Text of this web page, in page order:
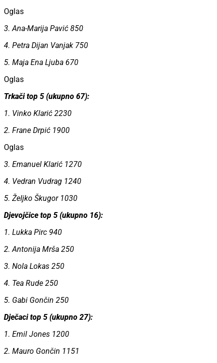
Oglas
3. Ana-Marija Pavić 850
4. Petra Dijan Vanjak 750
5. Maja Ena Ljuba 670
Oglas
Trkači top 5 (ukupno 67):
1. Vinko Klarić 2230
2. Frane Drpić 1900
Oglas
3. Emanuel Klarić 1270
4. Vedran Vudrag 1240
5. Željko Škugor 1030
Djevojčice top 5 (ukupno 16):
1. Lukka Pirc 940
2. Antonija Mrša 250
3. Nola Lokas 250
4. Tea Rude 250
5. Gabi Gončin 250
Dječaci top 5 (ukupno 27):
1. Emil Jones 1200
2. Mauro Gončin 1151